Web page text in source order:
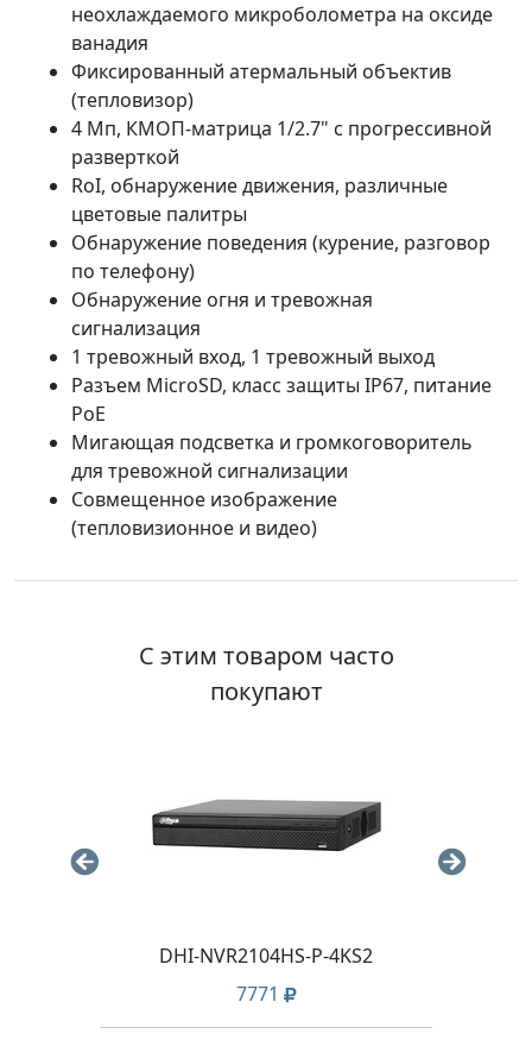
неохлаждаемого микроболометра на оксиде
ванадия
Фиксированный атермальный объектив
(тепловизор)
4 Мп, КМОП-матрица 1/2.7" с прогрессивной
разверткой
RoI, обнаружение движения, различные
цветовые палитры
Обнаружение поведения (курение, разговор
по телефону)
Обнаружение огня и тревожная
сигнализация
1 тревожный вход, 1 тревожный выход
Разъем MicroSD, класс защиты IP67, питание
PoE
Мигающая подсветка и громкоговоритель
для тревожной сигнализации
Совмещенное изображение
(тепловизионное и видео)
С этим товаром часто
покупают
DHI-NVR2104HS-P-4KS2
7771